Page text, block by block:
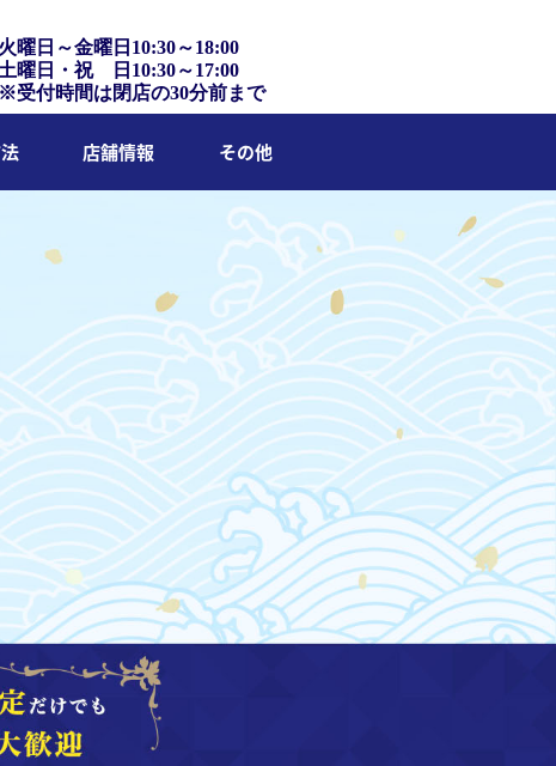
火曜日～金曜日10:30～18:00
土曜日・祝 日10:30～17:00
※受付時間は閉店の30分前まで
店舗情報 その他